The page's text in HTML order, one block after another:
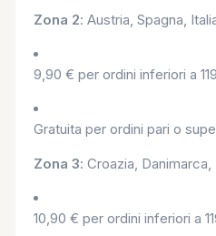
Zona 2: Austria, Spagna,
9,90 € per ordini inferiori a
Gratuita per ordini pari o
Zona 3: Croazia,
10,90 € per ordini inferiori a